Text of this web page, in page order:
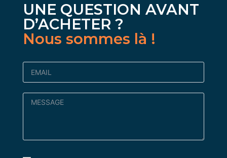
UNE QUESTION AVANT
D’ACHETER ?
Nous sommes là !